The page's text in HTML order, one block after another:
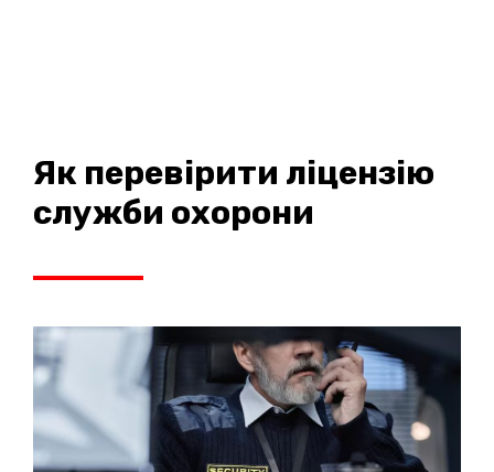
Як перевірити ліцензію
служби охорони